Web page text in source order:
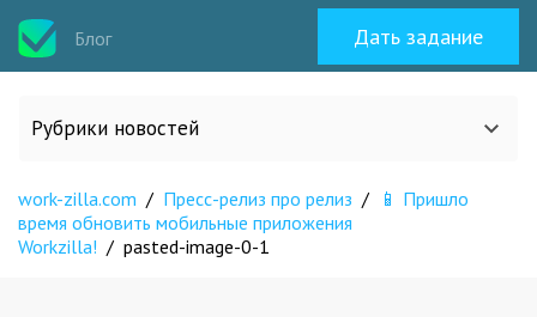
Блог Дать задание
Рубрики новостей
Все статьи
work-zilla.com / Пресс-релиз про релиз /
📱 Пришло
время обновить мобильные приложения
Workzilla! / pasted-image-0-1